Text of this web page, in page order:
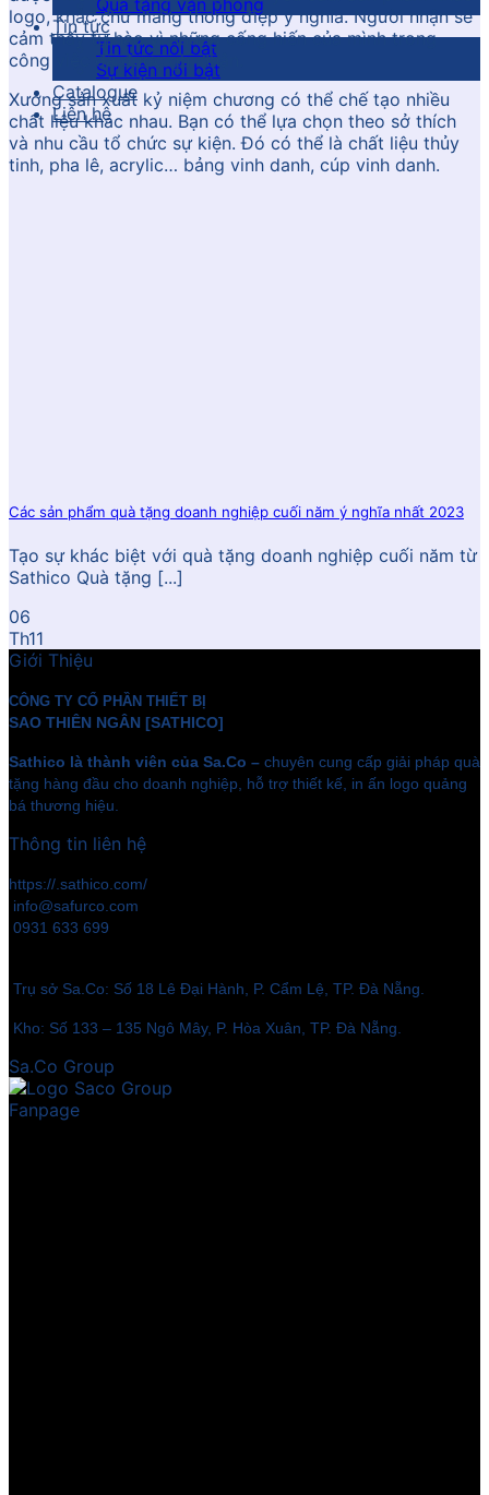
Quà tặng văn phòng
Tin tức
Tin tức nổi bật
Sự kiện nổi bật
Catalogue
Liên hệ
logo, khắc chữ mang thông điệp ý nghĩa. Người nhận sẽ
cảm thấy tự hào vì những cống hiến của mình trong
công việc đã được ghi nhận.
Xưởng sản xuất kỷ niệm chương có thể chế tạo nhiều
chất liệu khác nhau. Bạn có thể lựa chọn theo sở thích
và nhu cầu tổ chức sự kiện. Đó có thể là chất liệu thủy
tinh, pha lê, acrylic… bảng vinh danh, cúp vinh danh.
Các sản phẩm quà tặng doanh nghiệp cuối năm ý nghĩa nhất 2023
Tạo sự khác biệt với quà tặng doanh nghiệp cuối năm từ
Sathico Quà tặng [...]
06
Th11
Giới Thiệu
CÔNG TY CỔ PHẦN THIẾT BỊ
SAO THIÊN NGÂN [SATHICO]
Sathico là thành viên của Sa.Co – chuyên cung cấp giải pháp quà
tặng hàng đầu cho doanh nghiệp, hỗ trợ thiết kế, in ấn logo quảng
bá thương hiệu.
Thông tin liên hệ
https://.sathico.com/
info@safurco.com
0931 633 699
Trụ sở Sa.Co: Số 18 Lê Đại Hành, P. Cẩm Lệ, TP. Đà Nẵng.
Kho: Số 133 – 135 Ngô Mây, P. Hòa Xuân, TP. Đà Nẵng.
Sa.Co Group
Fanpage